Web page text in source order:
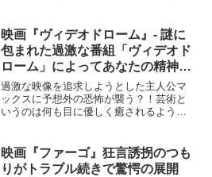
い？何もないでしょ～映画『ライフ・オ
ブ・ブライアン』エリック・...
映画『ヴィデオドローム』‐ 謎に
包まれた過激な番組「ヴィデオド
ローム」によってあなたの精神は
蝕まれる！
過激な映像を追求しようとした主人公マ
ックスに予想外の恐怖が襲う？！芸術と
いうのは何も目に優しく癒されるような
過激なものを描くのも芸術の一つだ。そ
んな芸術を追い求める芸術...
映画『ファーゴ』狂言誘拐のつも
りがトラブル続きで驚愕の展開